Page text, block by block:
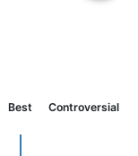
Best Controversial